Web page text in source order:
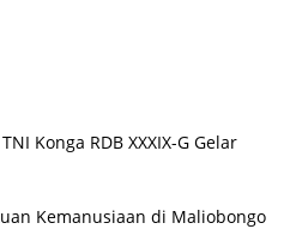
Konga RDB XXXIX-G Gelar
Kemanusiaan di Maliobongo